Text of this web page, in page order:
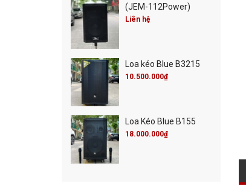
(JEM-112Power)
Liên hệ
Loa kéo Blue B3215
10.500.000₫
Loa Kéo Blue B155
18.000.000₫